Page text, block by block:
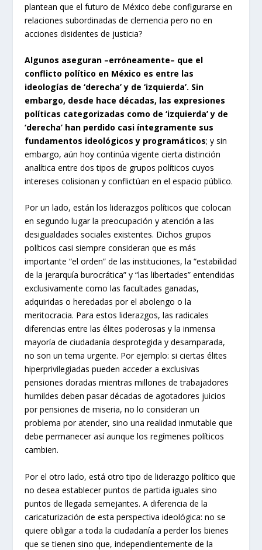
plantean que el futuro de México debe configurarse en
relaciones subordinadas de clemencia pero no en
acciones disidentes de justicia?
Algunos aseguran –erróneamente– que el
conflicto político en México es entre las
ideologías de ‘derecha’ y de ‘izquierda’. Sin
embargo, desde hace décadas, las expresiones
políticas categorizadas como de ‘izquierda’ y de
‘derecha’ han perdido casi íntegramente sus
fundamentos ideológicos y programáticos; y sin
embargo, aún hoy continúa vigente cierta distinción
analítica entre dos tipos de grupos políticos cuyos
intereses colisionan y conflictúan en el espacio público.
Por un lado, están los liderazgos políticos que colocan
en segundo lugar la preocupación y atención a las
desigualdades sociales existentes. Dichos grupos
políticos casi siempre consideran que es más
importante “el orden” de las instituciones, la “estabilidad
de la jerarquía burocrática” y “las libertades” entendidas
exclusivamente como las facultades ganadas,
adquiridas o heredadas por el abolengo o la
meritocracia. Para estos liderazgos, las radicales
diferencias entre las élites poderosas y la inmensa
mayoría de ciudadanía desprotegida y desamparada,
no son un tema urgente. Por ejemplo: si ciertas élites
hiperprivilegiadas pueden acceder a exclusivas
pensiones doradas mientras millones de trabajadores
humildes deben pasar décadas de agotadores juicios
por pensiones de miseria, no lo consideran un
problema por atender, sino una realidad inmutable que
debe permanecer así aunque los regímenes políticos
cambien.
Por el otro lado, está otro tipo de liderazgo político que
no desea establecer puntos de partida iguales sino
puntos de llegada semejantes. A diferencia de la
caricaturización de esta perspectiva ideológica: no se
quiere obligar a toda la ciudadanía a perder los bienes
que se tienen sino que, independientemente de la